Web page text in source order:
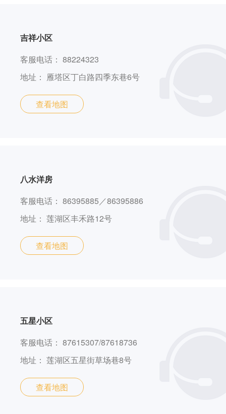
吉祥小区
客服电话： 88224323
地址： 雁塔区丁白路四季东巷6号
查看地图
八水洋房
客服电话： 86395885／86395886
地址： 莲湖区丰禾路12号
查看地图
五星小区
客服电话： 87615307/87618736
地址： 莲湖区五星街草场巷8号
查看地图